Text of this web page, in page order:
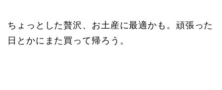
ちょっとした贅沢、お土産に最適かも。頑張った
日とかにまた買って帰ろう。